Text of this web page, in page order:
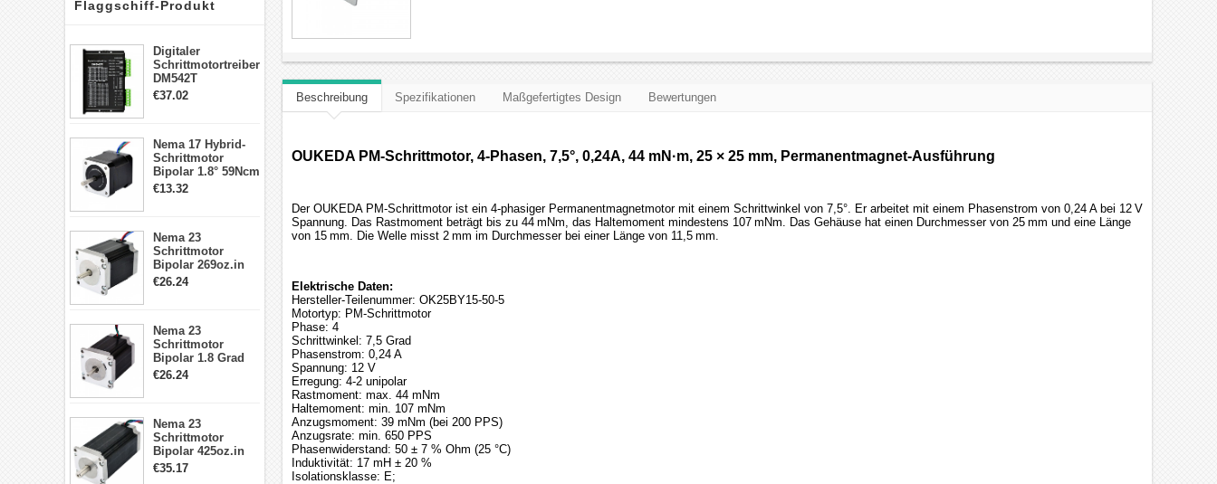
Flaggschiff-Produkt
Digitaler
Schrittmotortreiber
DM542T
Schrittmotor
Schrittmotor
€37.02
Nema 17 Hybrid-
Schrittmotor
Bipolar 1.8° 59Ncm
2A 4 Drähte mit 1m
€13.32
Nema 23
Schrittmotor
Bipolar 269oz.in
2,8A 57x57x76mm
€26.24
Nema 23
Schrittmotor
Bipolar 1.8 Grad
1.9Nm 3A 3.36V 4
€26.24
Nema 23
Schrittmotor
Bipolar 425oz.in
4.2A 57x57x114mm
€35.17
Beschreibung Spezifikationen Maßgefertigtes Design Bewertungen
OUKEDA PM-Schrittmotor, 4-Phasen, 7,5°, 0,24A, 44 mN·m, 25 × 25 mm, Permanentmagnet-Ausführung
Der OUKEDA PM-Schrittmotor ist ein 4-phasiger Permanentmagnetmotor mit einem Schrittwinkel von 7,5°. Er arbeitet mit einem Phasenstrom von 0,24 A bei 12 V
Spannung. Das Rastmoment beträgt bis zu 44 mNm, das Haltemoment mindestens 107 mNm. Das Gehäuse hat einen Durchmesser von 25 mm und eine Länge
von 15 mm. Die Welle misst 2 mm im Durchmesser bei einer Länge von 11,5 mm.
Elektrische Daten:
Hersteller-Teilenummer: OK25BY15-50-5
Motortyp: PM-Schrittmotor
Phase: 4
Schrittwinkel: 7,5 Grad
Phasenstrom: 0,24 A
Spannung: 12 V
Erregung: 4-2 unipolar
Rastmoment: max. 44 mNm
Haltemoment: min. 107 mNm
Anzugsmoment: 39 mNm (bei 200 PPS)
Anzugsrate: min. 650 PPS
Phasenwiderstand: 50 ± 7 % Ohm (25 °C)
Induktivität: 17 mH ± 20 %
Isolationsklasse: E;